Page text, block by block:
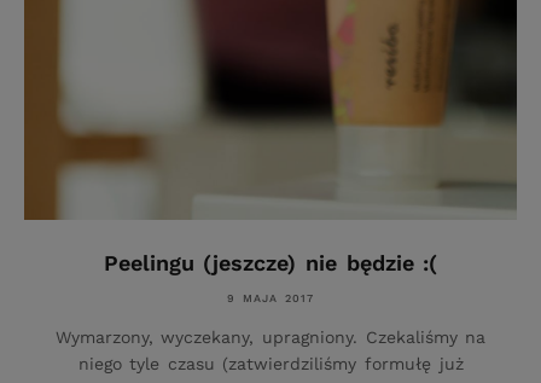
Peelingu (jeszcze) nie będzie :(
9 MAJA 2017
Wymarzony, wyczekany, upragniony. Czekaliśmy na
niego tyle czasu (zatwierdziliśmy formułę już